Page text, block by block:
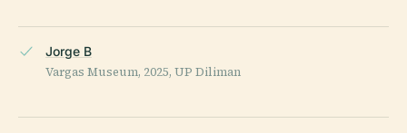
Jorge B
Vargas Museum, 2025, UP Diliman